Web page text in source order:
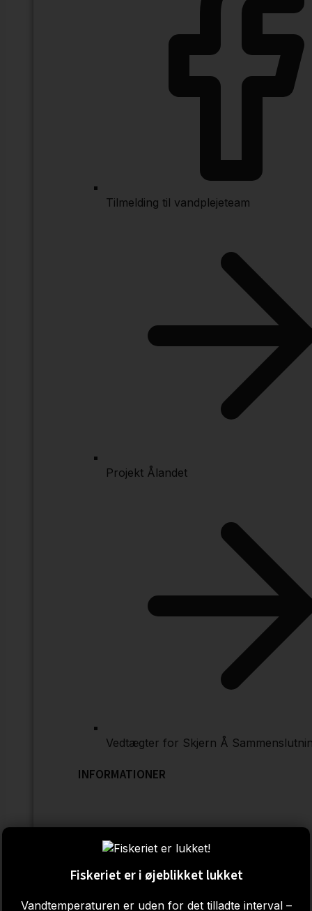
Tilmelding til vandplejeteam
Projekt Ålandet
Vedtægter for Skjern Å
INFORMATIONER
Fiskeriet er i øjeblikket lukket
Vandtemperaturen er uden for det tilladte interval –